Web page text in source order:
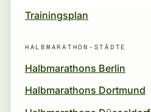
Trainingsplan
HALBMARATHON-STÄDTE
Halbmarathons Berlin
Halbmarathons Dortmund